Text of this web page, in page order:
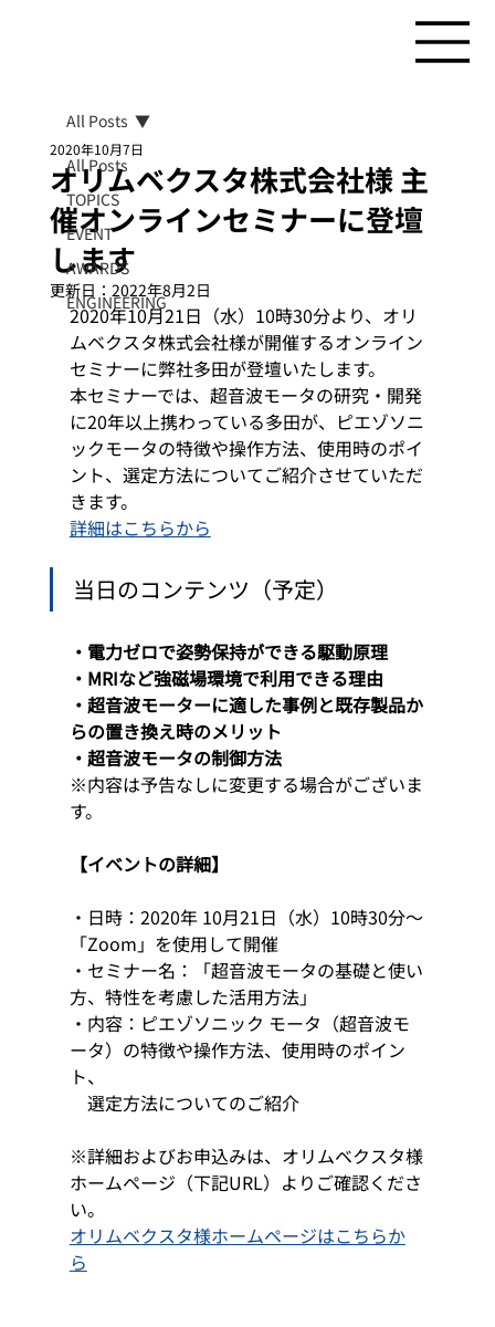
All Posts
TOPICS
EVENT
AWARDS
ENGINEERING
All Posts
オリムベクスタ株式会社様 主
催オンラインセミナーに登壇
します
2020年10月7日
更新日： 2022年8月2日
2020年10月21日（水）10時30分より、オリ
ムベクスタ株式会社様が開催するオンライン
セミナーに弊社多田が登壇いたします。
本セミナーでは、超音波モータの研究・開発
に20年以上携わっている多田が、ピエゾソニ
ックモータの特徴や操作方法、使用時のポイ
ント、選定方法についてご紹介させていただ
きます。
詳細はこちらから
当日のコンテンツ（予定）
・電力ゼロで姿勢保持ができる駆動原理
・MRIなど強磁場環境で利用できる理由
・超音波モーターに適した事例と既存製品か
らの置き換え時のメリット
・超音波モータの制御方法
※内容は予告なしに変更する場合がございま
す。
【イベントの詳細】
・日時：2020年 10月21日（水）10時30分～
「Zoom」を使用して開催
・セミナー名：「超音波モータの基礎と使い
方、特性を考慮した活用方法」
・内容：ピエゾソニック モータ（超音波モ
ータ）の特徴や操作方法、使用時のポイン
ト、
選定方法についてのご紹介
※詳細およびお申込みは、オリムベクスタ様
ホームページ（下記URL）よりご確認くださ
い。
オリムベクスタ様ホームページはこちらか
ら